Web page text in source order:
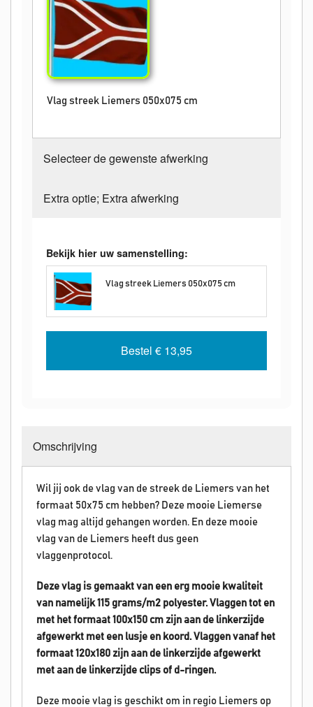
Vlag streek Liemers 050x075 cm
Selecteer de gewenste afwerking
Extra optie; Extra afwerking
Bekijk hier uw samenstelling:
Vlag streek Liemers 050x075 cm
Bestel € 13,95
Omschrijving
Wil jij ook de vlag van de streek de Liemers van het
formaat 50x75 cm hebben? Deze mooie Liemerse
vlag mag altijd gehangen worden. En deze mooie
vlag van de Liemers heeft dus geen
vlaggenprotocol.
Deze vlag is gemaakt van een erg mooie kwaliteit
van namelijk 115 grams/m2 polyester. Vlaggen tot en
met het formaat 100x150 cm zijn aan de linkerzijde
afgewerkt met een lusje en koord. Vlaggen vanaf het
formaat 120x180 zijn aan de linkerzijde afgewerkt
met aan de linkerzijde clips of d-ringen.
Deze mooie vlag is geschikt om in regio Liemers op